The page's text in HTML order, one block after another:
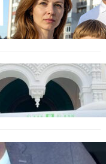
ja ka vaenlasi!
poliitika on
areeniks